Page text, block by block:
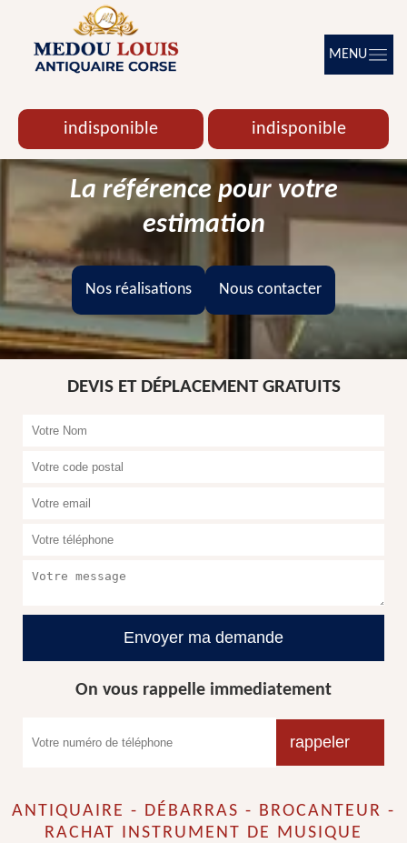
MENU
indisponible indisponible
La référence pour votre
estimation
Nos réalisations Nous contacter
DEVIS ET DÉPLACEMENT GRATUITS
On vous rappelle immediatement
ANTIQUAIRE - DÉBARRAS - BROCANTEUR -
RACHAT INSTRUMENT DE MUSIQUE